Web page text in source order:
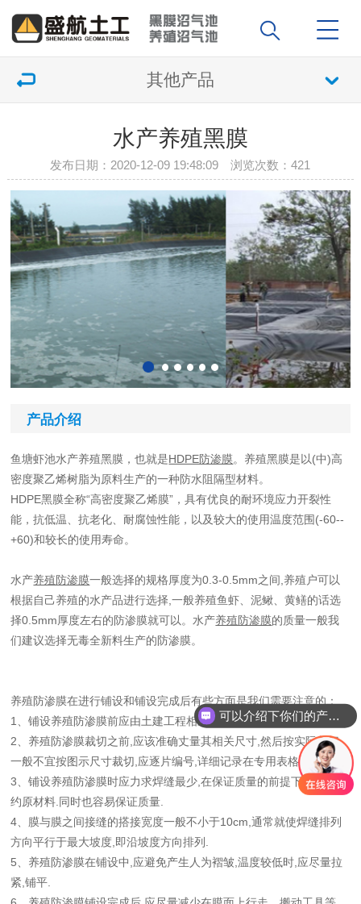
其他产品
水产养殖黑膜
发布日期：2020-12-09 19:48:09 浏览次数：421
产品介绍
鱼塘虾池水产养殖黑膜，也就是HDPE防渗膜。养殖黑膜是以(中)高
密度聚乙烯树脂为原料生产的一种防水阻隔型材料。
HDPE黑膜全称“高密度聚乙烯膜”，具有优良的耐环境应力开裂性
能，抗低温、抗老化、耐腐蚀性能，以及较大的使用温度范围(-60--
+60)和较长的使用寿命。
水产养殖防渗膜一般选择的规格厚度为0.3-0.5mm之间,养殖户可以
根据自己养殖的水产品进行选择,一般养殖鱼虾、泥鳅、黄鳝的话选
择0.5mm厚度左右的防渗膜就可以。水产养殖防渗膜的质量一般我
们建议选择无毒全新料生产的防渗膜。
养殖防渗膜在进行铺设和铺设完成后有些方面是我们需要注意的：
1、铺设养殖防渗膜前应由土建工程相应的合格验收证明文件.
2、养殖防渗膜裁切之前,应该准确丈量其相关尺寸,然后按实际裁切,
一般不宜按图示尺寸裁切,应逐片编号,详细记录在专用表格上.
3、铺设养殖防渗膜时应力求焊缝最少,在保证质量的前提下,尽量节
约原材料.同时也容易保证质量.
4、膜与膜之间接缝的搭接宽度一般不小于10cm,通常就使焊缝排列
方向平行于最大坡度,即沿坡度方向排列.
5、养殖防渗膜在铺设中,应避免产生人为褶皱,温度较低时,应尽量拉
紧,铺平.
可以介绍下你们的产品么